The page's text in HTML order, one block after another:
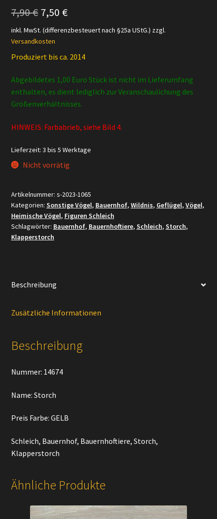
7,90€ Ursprünglicher
Preis
war:
7,90 €
7,50 €Aktueller
Preis
7,50 €.
inkl. MwSt. (differenzbesteuert nach §25a UStG.) zzgl.
Versandkosten
Produziert bis ca. 2014
Abgebildetes 1,00 Euro Stück ist nicht im Lieferumfang
enthalten, es dient lediglich zur Veranschaulichung des
Größenverhältnisses.
HINWEIS: Farbabrieb, siehe Bild 4.
Lieferzeit: 3 bis 5 Werktage
Nicht vorrätig
Artikelnummer: s-2023-1065
Kategorien: Sonstige Vögel, Bauernhof, Wildnis, Geflügel, Vögel,
Heimische Vögel, Figuren Schleich
Schlagwörter: Bauernhof, Bauernhoftiere, Schleich, Storch,
Klapperstorch
Beschreibung
Zusätzliche Informationen
Beschreibung
Nummer: 14674
Name: Storch
Preis Farbe: GELB
Schleich, Bauernhof, Bauernhoftiere, Storch,
Klapperstorch
Ähnliche Produkte